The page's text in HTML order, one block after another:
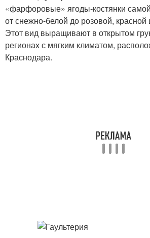
«фарфоровые» ягоды-костянки
от снежно-белой до розовой,
Этот вид выращивают в открытом
регионах с мягким климатом,
Краснодара.